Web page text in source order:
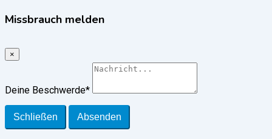
Missbrauch melden
×
Deine Beschwerde*
Schließen Absenden